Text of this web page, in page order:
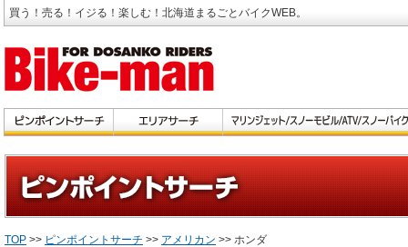
買う！売る！イジる！楽しむ！北海道まるごとバイクWEB。
TOP >> ピンポイントサーチ >> アメリカン >> ホンダ